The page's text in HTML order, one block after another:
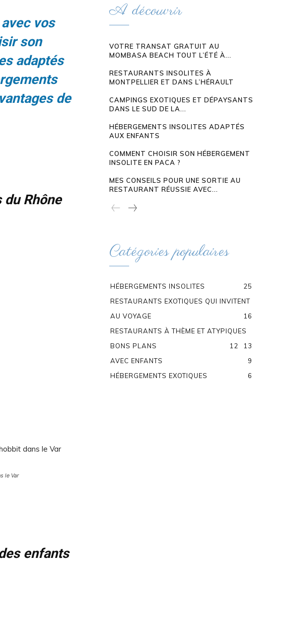
vos
son
adaptés
de
Rhône
le Var
enfants
A découvrir
VOTRE TRANSAT GRATUIT AU
MOMBASA BEACH TOUT L’ÉTÉ À...
RESTAURANTS INSOLITES À
MONTPELLIER ET DANS L’HÉRAULT
CAMPINGS EXOTIQUES ET DÉPAYSANTS
DANS LE SUD DE LA...
HÉBERGEMENTS INSOLITES ADAPTÉS
AUX ENFANTS
COMMENT CHOISIR SON HÉBERGEMENT
INSOLITE EN PACA ?
MES CONSEILS POUR UNE SORTIE AU
RESTAURANT RÉUSSIE AVEC...
Catégories populaires
HÉBERGEMENTS INSOLITES
25
RESTAURANTS EXOTIQUES QUI INVITENT
AU VOYAGE
16
RESTAURANTS À THÈME ET ATYPIQUES
13
BONS PLANS
12
AVEC ENFANTS
9
HÉBERGEMENTS EXOTIQUES
6